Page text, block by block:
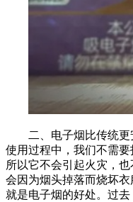
二、电子烟比传统
使用过程中，我们不需要
所以它不会引起火灾，
会因为烟头掉落而烧坏
就是电子烟的好处。过